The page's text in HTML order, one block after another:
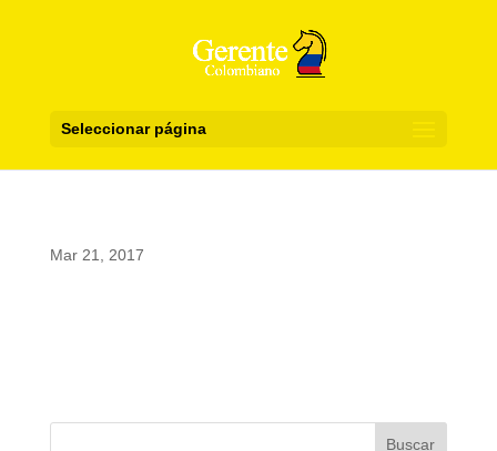
Seleccionar página
Mar 21, 2017